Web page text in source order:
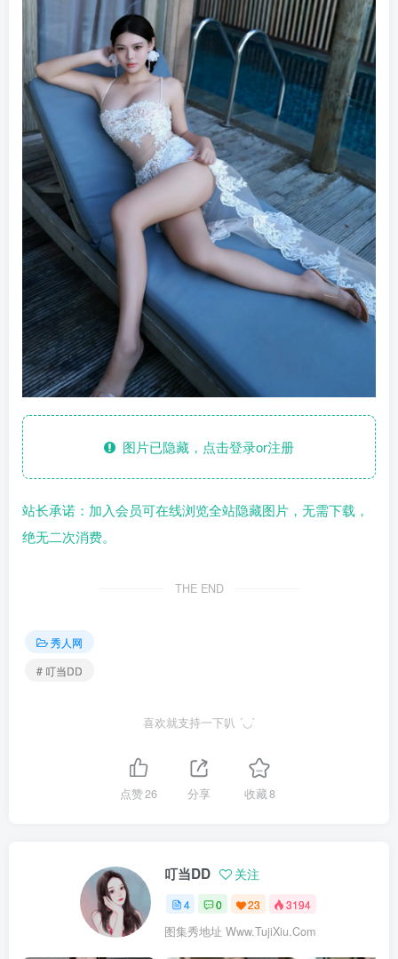
图片已隐藏，点击登录or注册
站长承诺：加入会员可在线浏览全站隐藏图片，无需下载，
绝无二次消费。
THE END
秀人网
# 叮当DD
喜欢就支持一下叭 ´◡`
点赞26 分享 收藏8
叮当DD 关注
4 0 23 3194
图集秀地址 Www.TujiXiu.Com